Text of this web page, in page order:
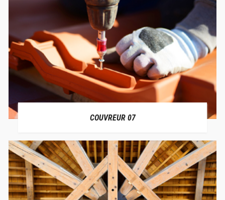
COUVREUR 07